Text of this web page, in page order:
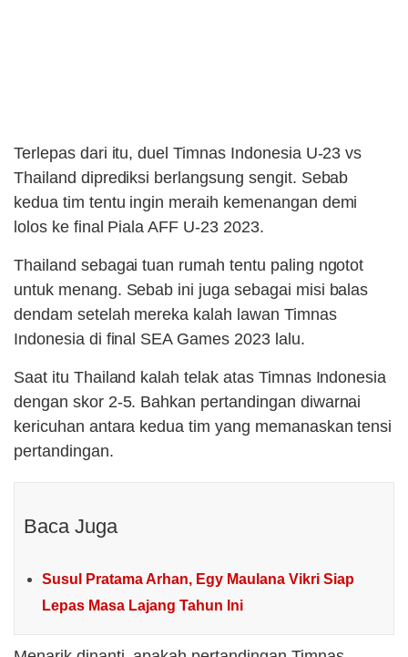
Terlepas dari itu, duel Timnas Indonesia U-23 vs
Thailand diprediksi berlangsung sengit. Sebab
kedua tim tentu ingin meraih kemenangan demi
lolos ke final Piala AFF U-23 2023.
Thailand sebagai tuan rumah tentu paling ngotot
untuk menang. Sebab ini juga sebagai misi balas
dendam setelah mereka kalah lawan Timnas
Indonesia di final SEA Games 2023 lalu.
Saat itu Thailand kalah telak atas Timnas Indonesia
dengan skor 2-5. Bahkan pertandingan diwarnai
kericuhan antara kedua tim yang memanaskan tensi
pertandingan.
Baca Juga
Susul Pratama Arhan, Egy Maulana Vikri Siap
Lepas Masa Lajang Tahun Ini